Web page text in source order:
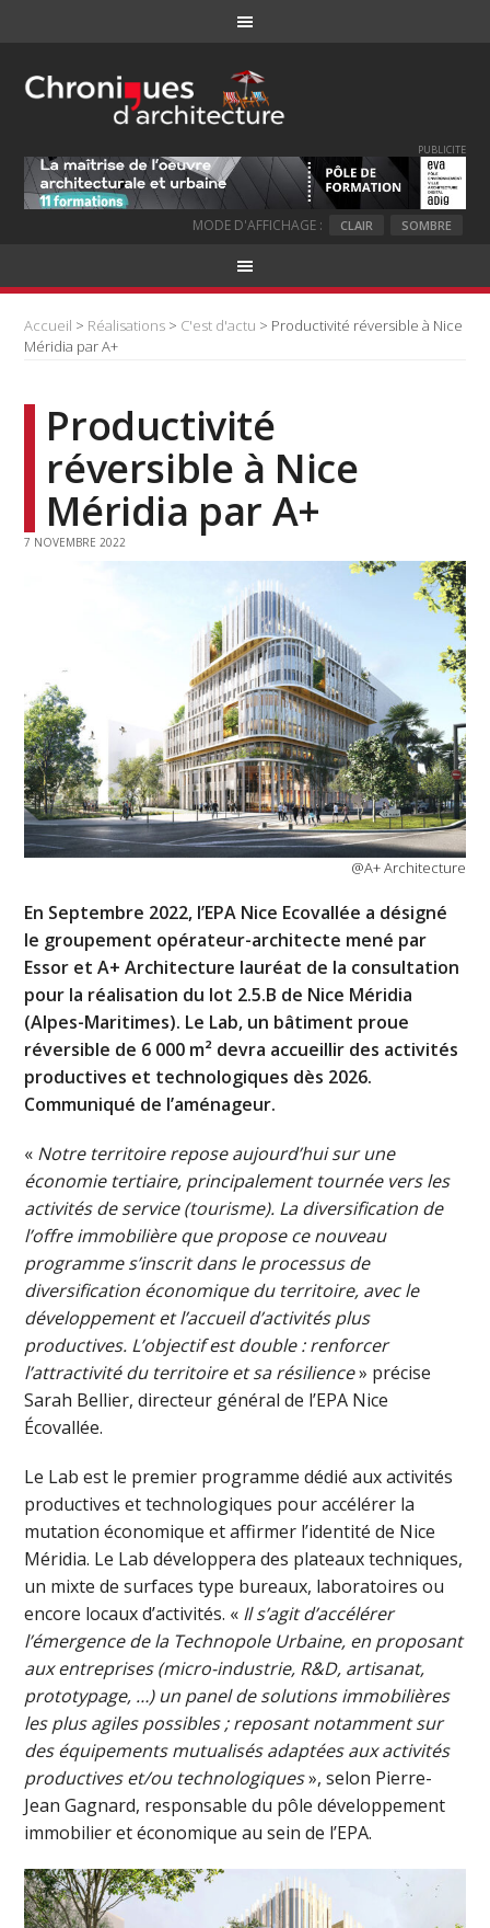
PUBLICITE
MODE D'AFFICHAGE : CLAIR SOMBRE
Accueil > Réalisations > C'est d'actu > Productivité réversible à Nice
Méridia par A+
Productivité
réversible à Nice
Méridia par A+
7 NOVEMBRE 2022
@A+ Architecture
En Septembre 2022, l’EPA Nice Ecovallée a désigné
le groupement opérateur-architecte mené par
Essor et A+ Architecture lauréat de la consultation
pour la réalisation du lot 2.5.B de Nice Méridia
(Alpes-Maritimes). Le Lab, un bâtiment proue
réversible de 6 000 m² devra accueillir des activités
productives et technologiques dès 2026.
Communiqué de l’aménageur.
« Notre territoire repose aujourd’hui sur une
économie tertiaire, principalement tournée vers les
activités de service (tourisme). La diversification de
l’offre immobilière que propose ce nouveau
programme s’inscrit dans le processus de
diversification économique du territoire, avec le
développement et l’accueil d’activités plus
productives. L’objectif est double : renforcer
l’attractivité du territoire et sa résilience» précise
Sarah Bellier, directeur général de l’EPA Nice
Écovallée.
Le Lab est le premier programme dédié aux activités
productives et technologiques pour accélérer la
mutation économique et affirmer l’identité de Nice
Méridia. Le Lab développera des plateaux techniques,
un mixte de surfaces type bureaux, laboratoires ou
encore locaux d’activités. « Il s’agit d’accélérer
l’émergence de la Technopole Urbaine, en proposant
aux entreprises (micro-industrie, R&D, artisanat,
prototypage, …) un panel de solutions immobilières
les plus agiles possibles ; reposant notamment sur
des équipements mutualisés adaptées aux activités
productives et/ou technologiques», selon Pierre-
Jean Gagnard, responsable du pôle développement
immobilier et économique au sein de l’EPA.